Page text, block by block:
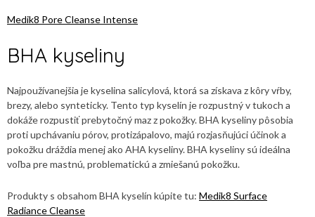
Medik8 Pore Cleanse Intense
BHA kyseliny
Najpoužívanejšia je kyselina salicylová, ktorá sa získava z kôry vŕby,
brezy, alebo synteticky. Tento typ kyselín je rozpustný v tukoch a
dokáže rozpustiť prebytočný maz z pokožky. BHA kyseliny pôsobia
proti upchávaniu pórov, protizápalovo, majú rozjasňujúci účinok a
pokožku dráždia menej ako AHA kyseliny. BHA kyseliny sú ideálna
voľba pre mastnú, problematickú a zmiešanú pokožku.
Produkty s obsahom BHA kyselín kúpite tu: Medik8 Surface
Radiance Cleanse